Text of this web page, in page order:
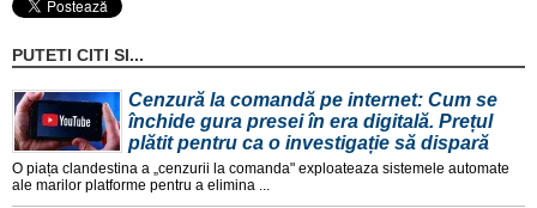
PUTETI CITI SI...
Cenzură la comandă pe internet: Cum se
închide gura presei în era digitală. Prețul
plătit pentru ca o investigație să dispară
O piața clandestina a „cenzurii la comanda" exploateaza sistemele automate
ale marilor platforme pentru a elimina ...